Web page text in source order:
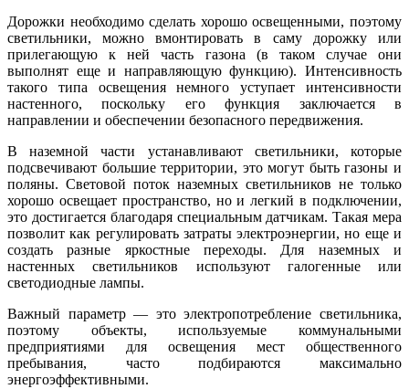
Дорожки необходимо сделать хорошо освещенными, поэтому
светильники, можно вмонтировать в саму дорожку или
прилегающую к ней часть газона (в таком случае они
выполнят еще и направляющую функцию). Интенсивность
такого типа освещения немного уступает интенсивности
настенного, поскольку его функция заключается в
направлении и обеспечении безопасного передвижения.
В наземной части устанавливают светильники, которые
подсвечивают большие территории, это могут быть газоны и
поляны. Световой поток наземных светильников не только
хорошо освещает пространство, но и легкий в подключении,
это достигается благодаря специальным датчикам. Такая мера
позволит как регулировать затраты электроэнергии, но еще и
создать разные яркостные переходы. Для наземных и
настенных светильников используют галогенные или
светодиодные лампы.
Важный параметр — это электропотребление светильника,
поэтому объекты, используемые коммунальными
предприятиями для освещения мест общественного
пребывания, часто подбираются максимально
энергоэффективными.